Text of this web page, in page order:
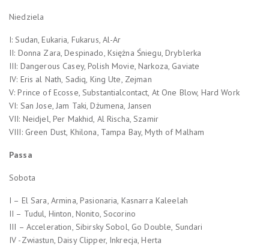
Niedziela
I: Sudan, Eukaria, Fukarus, Al-Ar
II: Donna Zara, Despinado, Księżna Śniegu, Dryblerka
III: Dangerous Casey, Polish Movie, Narkoza, Gaviate
IV: Eris al Nath, Sadiq, King Ute, Zejman
V: Prince of Ecosse, Substantialcontact, At One Blow, Hard Work
VI: San Jose, Jam Taki, Dżumena, Jansen
VII: Neidjel, Per Makhid, Al Rischa, Szamir
VIII: Green Dust, Khilona, Tampa Bay, Myth of Malham
Passa
Sobota
I – El Sara, Armina, Pasionaria, Kasnarra Kaleelah
II – Tudul, Hinton, Nonito, Socorino
III – Acceleration, Sibirsky Sobol, Go Double, Sundari
IV -Zwiastun, Daisy Clipper, Inkrecja, Herta